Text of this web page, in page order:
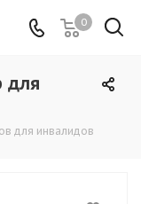
0
для
для инвалидов